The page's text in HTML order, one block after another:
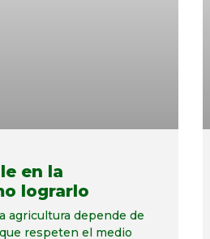
en la
lograrlo
agricultura depende de
respeten el medio